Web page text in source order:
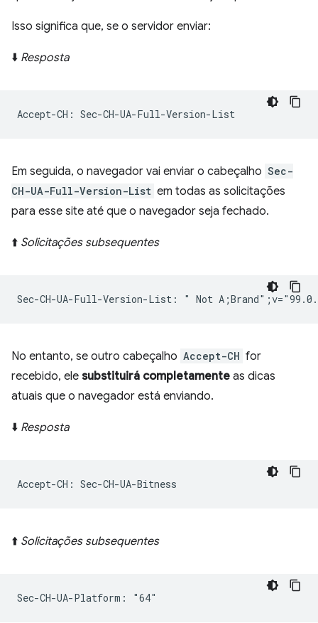
Isso significa que, se o servidor enviar:
⬇️ Resposta
Em seguida, o navegador vai enviar o cabeçalho Sec-
CH-UA-Full-Version-List em todas as solicitações
para esse site até que o navegador seja fechado.
⬆️ Solicitações subsequentes
No entanto, se outro cabeçalho Accept-CH for
recebido, ele substituirá completamente as dicas
atuais que o navegador está enviando.
⬇️ Resposta
⬆️ Solicitações subsequentes